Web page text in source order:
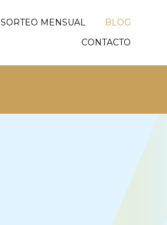
SORTEO MENSUAL
BLOG
CONTACTO